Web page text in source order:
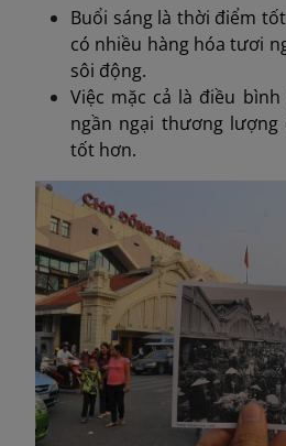
Buổi sáng là thời điểm
có nhiều hàng hóa tươi
sôi động.
Việc mặc cả là điều
ngần ngại thương
tốt hơn.